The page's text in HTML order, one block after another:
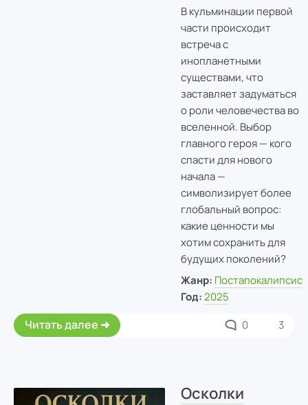
В кульминации первой
части происходит
встреча с
инопланетными
существами, что
заставляет задуматься
о роли человечества во
вселенной. Выбор
главного героя — кого
спасти для нового
начала —
символизирует более
глобальный вопрос:
какие ценности мы
хотим сохранить для
будущих поколений?
Жанр: Постапокалипсис
Год: 2025
Читать далее 0 3
Осколки